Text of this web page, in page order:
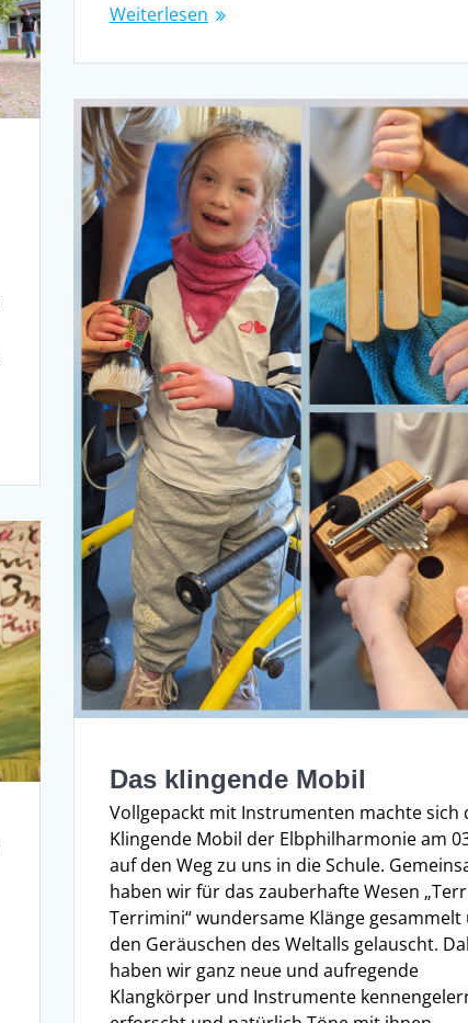
Weiterlesen
Das klingende Mobil
Vollgepackt mit Instrumenten machte sich
Klingende Mobil der Elbphilharmonie am
auf den Weg zu uns in die Schule.
haben wir für das zauberhafte Wesen
Terrimini“ wundersame Klänge gesammelt
den Geräuschen des Weltalls gelauscht.
haben wir ganz neue und aufregende
Klangkörper und Instrumente